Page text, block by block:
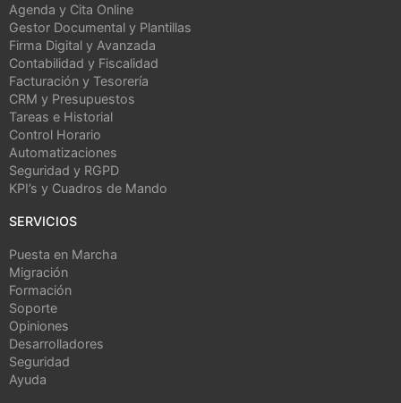
Agenda y Cita Online
Gestor Documental y Plantillas
Firma Digital y Avanzada
Contabilidad y Fiscalidad
Facturación y Tesorería
CRM y Presupuestos
Tareas e Historial
Control Horario
Automatizaciones
Seguridad y RGPD
KPI’s y Cuadros de Mando
SERVICIOS
Puesta en Marcha
Migración
Formación
Soporte
Opiniones
Desarrolladores
Seguridad
Ayuda